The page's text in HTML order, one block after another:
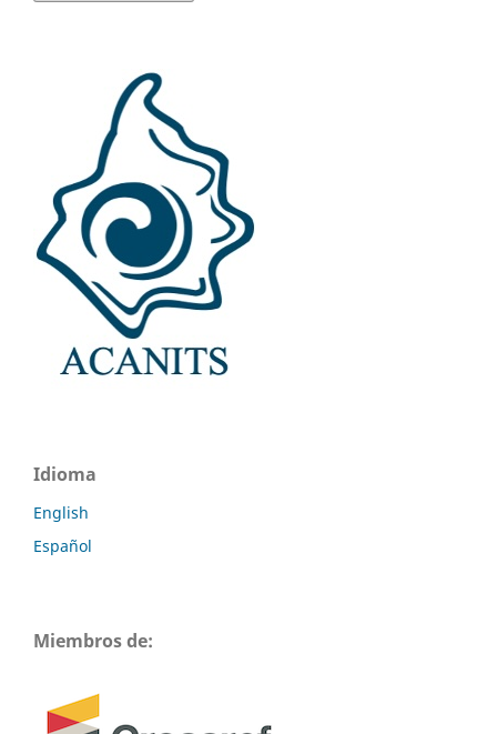
Idioma
English
Español
Miembros de: